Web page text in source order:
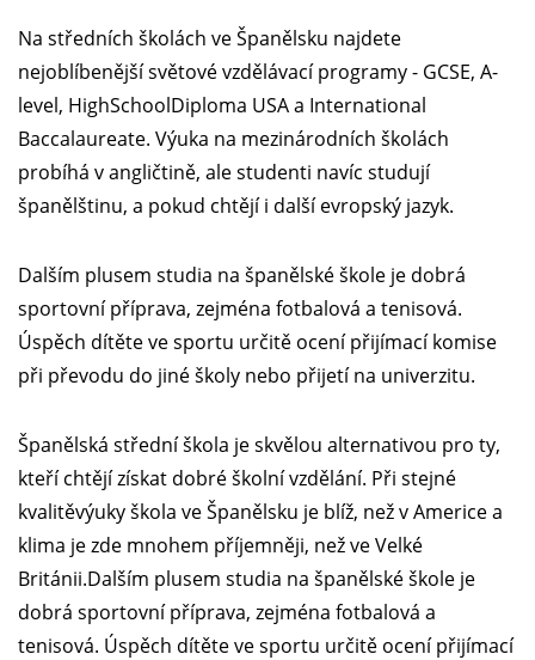
Na středních školách ve Španělsku najdete
nejoblíbenější světové vzdělávací programy - GCSE, A-
level, HighSchoolDiploma USA a International
Baccalaureate. Výuka na mezinárodních školách
probíhá v angličtině, ale studenti navíc studují
španělštinu, a pokud chtějí i další evropský jazyk.
Dalším plusem studia na španělské škole je dobrá
sportovní příprava, zejména fotbalová a tenisová.
Úspěch dítěte ve sportu určitě ocení přijímací komise
při převodu do jiné školy nebo přijetí na univerzitu.
Španělská střední škola je skvělou alternativou pro ty,
kteří chtějí získat dobré školní vzdělání. Při stejné
kvalitěvýuky škola ve Španělsku je blíž, než v Americe a
klima je zde mnohem příjemněji, než ve Velké
Británii.Dalším plusem studia na španělské škole je
dobrá sportovní příprava, zejména fotbalová a
tenisová. Úspěch dítěte ve sportu určitě ocení přijímací